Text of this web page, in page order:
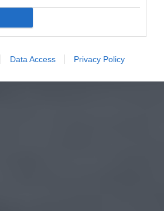
Data Access Privacy Policy